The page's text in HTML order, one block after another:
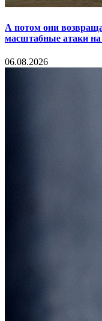
А потом они
масштабные атаки
06.08.2026